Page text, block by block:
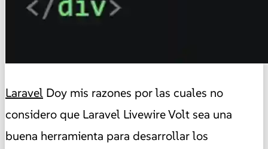
Laravel Doy mis razones por las cuales no
considero que Laravel Livewire Volt sea una
buena herramienta para desarrollar los